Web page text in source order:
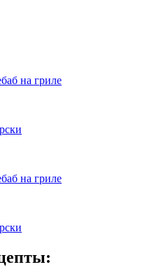
на гриле
на гриле